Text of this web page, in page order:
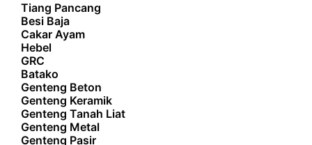
Tiang Pancang
Besi Baja
Cakar Ayam
Hebel
GRC
Batako
Genteng Beton
Genteng Keramik
Genteng Tanah Liat
Genteng Metal
Genteng Pasir